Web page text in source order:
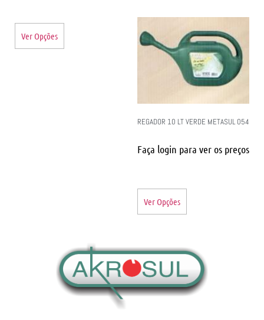
Ver Opções
REGADOR 10 LT VERDE METASUL 054
Faça login para ver os preços
Ver Opções